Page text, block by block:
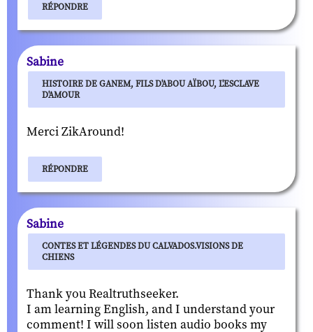
RÉPONDRE
Sabine
HISTOIRE DE GANEM, FILS D'ABOU AÏBOU, L'ESCLAVE
D'AMOUR
Merci ZikAround!
RÉPONDRE
Sabine
CONTES ET LÉGENDES DU CALVADOS.VISIONS DE
CHIENS
Thank you Realtruthseeker.
I am learning English, and I understand your
comment! I will soon listen audio books my